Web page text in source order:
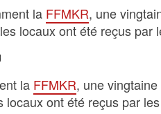
la FFMKR, une
locaux ont été reçus par
la FFMKR, une
ont été reçus par